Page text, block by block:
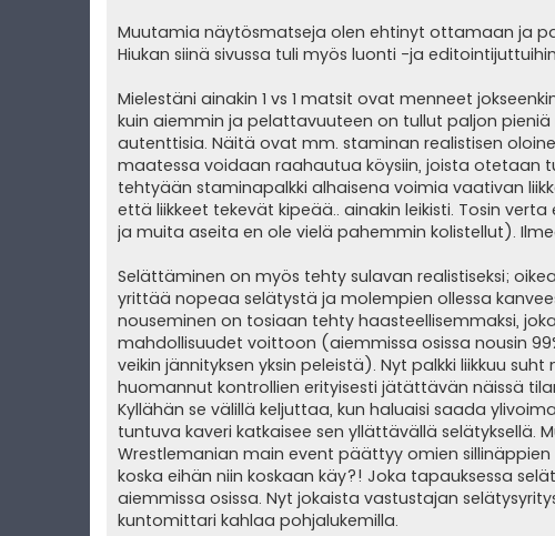
Muutamia näytösmatseja olen ehtinyt ottamaan ja
Hiukan siinä sivussa tuli myös luonti -ja
Mielestäni ainakin 1 vs 1 matsit ovat menneet
kuin aiemmin ja pelattavuuteen on tullut paljon
autenttisia. Näitä ovat mm. staminan realistisen
maatessa voidaan raahautua köysiin, joista otetaan
tehtyään staminapalkki alhaisena voimia vaativan
että liikkeet tekevät kipeää.. ainakin leikisti. Tosin
ja muita aseita en ole vielä pahemmin kolistellut).
Selättäminen on myös tehty sulavan realistiseksi;
yrittää nopeaa selätystä ja molempien ollessa
nouseminen on tosiaan tehty haasteellisemmaksi,
mahdollisuudet voittoon (aiemmissa osissa nousin
veikin jännityksen yksin peleistä). Nyt palkki liikkuu
huomannut kontrollien erityisesti jätättävän näissä
Kyllähän se välillä keljuttaa, kun haluaisi saada
tuntuva kaveri katkaisee sen yllättävällä selätyksellä.
Wrestlemanian main event päättyy omien sillinäppien
koska eihän niin koskaan käy?! Joka tapauksessa
aiemmissa osissa. Nyt jokaista vastustajan
kuntomittari kahlaa pohjalukemilla.